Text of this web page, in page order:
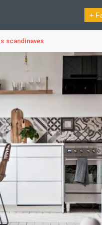
+
Cabanes
Photos
La Semaine Décoration
Méli-Mélo Suédois
Publi
Scandinaves
Votre Signe Astrologique
Du Jour
Loft
Écologique
House
Maison D'hôtes
Vintage
On Décode La
scandinaves